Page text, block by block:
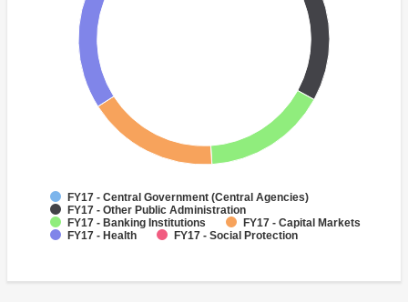
FY17 - Central Government (Central Agencies)
FY17 - Other Public Administration
FY17 - Banking Institutions
FY17 - Capital Markets
FY17 - Health
FY17 - Social Protection